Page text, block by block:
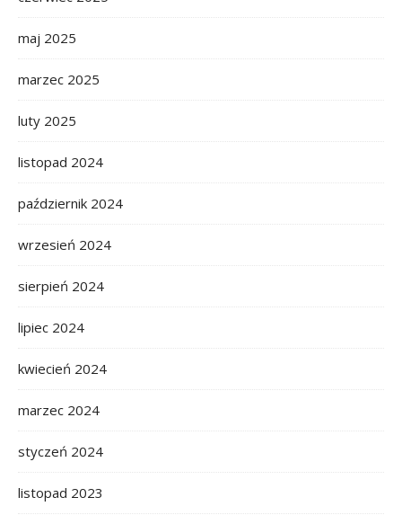
maj 2025
marzec 2025
luty 2025
listopad 2024
październik 2024
wrzesień 2024
sierpień 2024
lipiec 2024
kwiecień 2024
marzec 2024
styczeń 2024
listopad 2023